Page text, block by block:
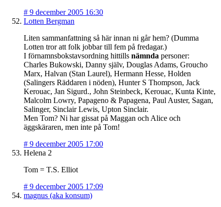
# 9 december 2005 16:30
Lotten Bergman
Liten sammanfattning så här innan ni går hem? (Dumma
Lotten tror att folk jobbar till fem på fredagar.)
I förnamnsbokstavsordning hittills nämnda personer:
Charles Bukowski, Danny själv, Douglas Adams, Groucho
Marx, Halvan (Stan Laurel), Hermann Hesse, Holden
(Salingers Räddaren i nöden), Hunter S Thompson, Jack
Kerouac, Jan Sigurd., John Steinbeck, Kerouac, Kunta Kinte,
Malcolm Lowry, Papageno & Papagena, Paul Auster, Sagan,
Salinger, Sinclair Lewis, Upton Sinclair.
Men Tom? Ni har gissat på Maggan och Alice och
äggskäraren, men inte på Tom!
# 9 december 2005 17:00
Helena 2
Tom = T.S. Elliot
# 9 december 2005 17:09
magnus (aka konsum)